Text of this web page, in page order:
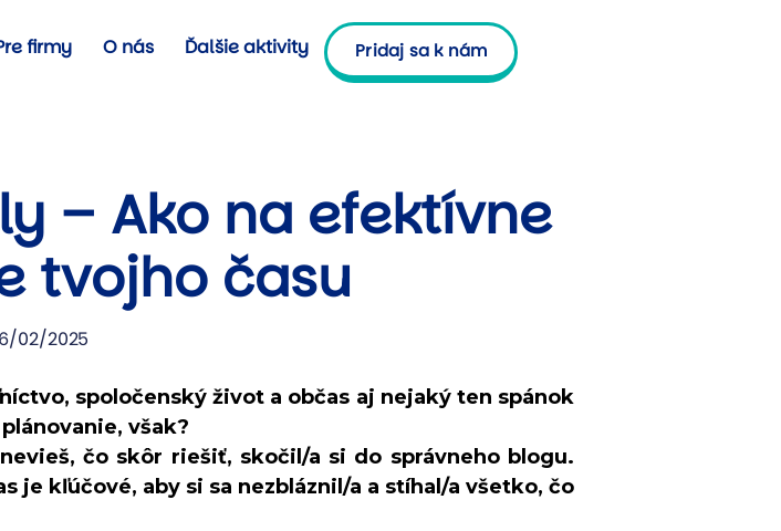
firmy O nás Ďalšie aktivity Pridaj sa k nám
– Ako na efektívne
tvojho času
02/2025
spoločenský život a občas aj nejaký ten spánok
však?
čo skôr riešiť, skočil/a si do správneho blogu.
je kľúčové, aby si sa nezbláznil/a a stíhal/a všetko, čo